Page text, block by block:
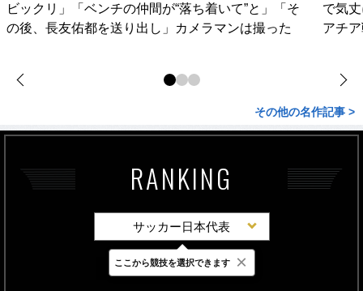
ビックリ」「ベンチの仲間が“落ち着いて”と」「そ
の後、長友佑都を送り出し」カメラマンは撮った
で気
アチ
その他の名作記事 >
RANKING
サッカー日本代表
最新 24時間 週間
ここから競技を選択できます ×